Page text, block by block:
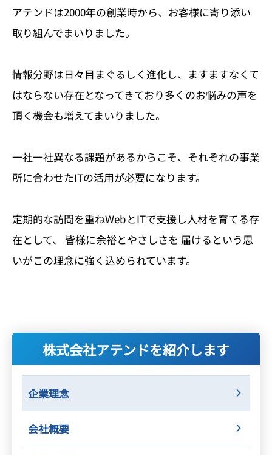
アテンドは2000年の創業時から、お客様に寄り添い
取り組んでまいりました。
情報分野は日々目まぐるしく進化し、ますますなくて
はならない存在となってきており多くのお悩みの声を
頂く機会も増えてまいりました。
一社一社異なる課題があるからこそ、 それぞれの事業
所に合わせたITの活用が必要になります。
定期的な訪問を重ねWebとITで支援し人材を育てる存
在として、 皆様に余裕とやさしさを 届けるという思
いがこの理念に強く込められています。
株式会社アテンドを紹介します
企業理念
会社概要